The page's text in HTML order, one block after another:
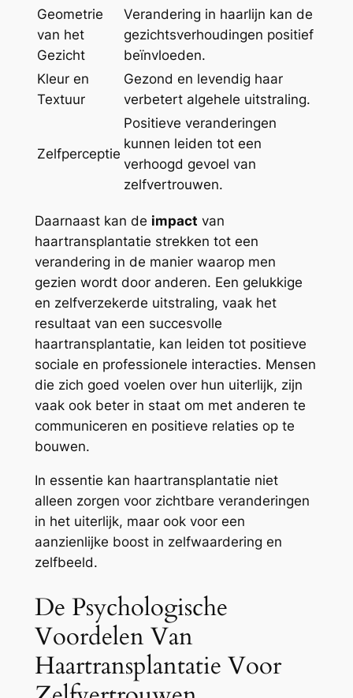
Geometrie
van het
Gezicht
Verandering in haarlijn kan de
gezichtsverhoudingen positief
beïnvloeden.
Kleur en
Textuur
Gezond en levendig haar
verbetert algehele uitstraling.
Zelfperceptie
Positieve veranderingen
kunnen leiden tot een
verhoogd gevoel van
zelfvertrouwen.
Daarnaast kan de impact van
haartransplantatie strekken tot een
verandering in de manier waarop men
gezien wordt door anderen. Een gelukkige
en zelfverzekerde uitstraling, vaak het
resultaat van een succesvolle
haartransplantatie, kan leiden tot positieve
sociale en professionele interacties. Mensen
die zich goed voelen over hun uiterlijk, zijn
vaak ook beter in staat om met anderen te
communiceren en positieve relaties op te
bouwen.
In essentie kan haartransplantatie niet
alleen zorgen voor zichtbare veranderingen
in het uiterlijk, maar ook voor een
aanzienlijke boost in zelfwaardering en
zelfbeeld.
De Psychologische
Voordelen Van
Haartransplantatie Voor